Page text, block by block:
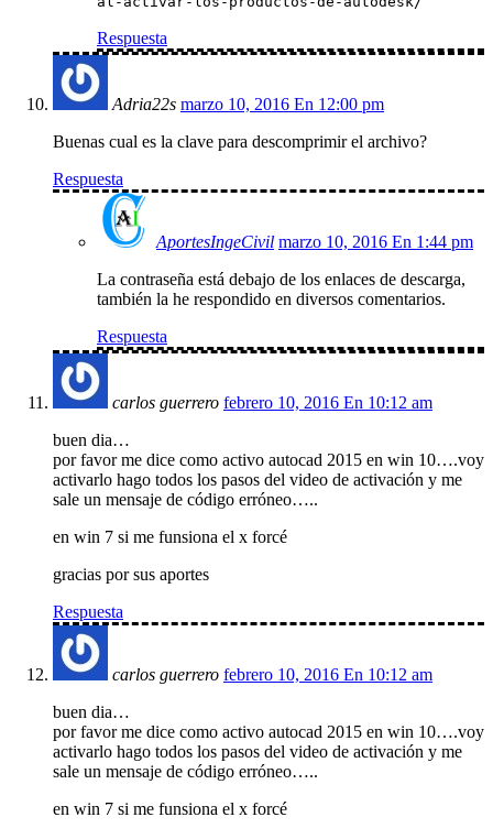
Respuesta
Adria22s marzo 10, 2016 En 12:00 pm
Buenas cual es la clave para descomprimir el archivo?
Respuesta
AportesIngeCivil marzo 10, 2016 En 1:44 pm
La contraseña está debajo de los enlaces de descarga,
también la he respondido en diversos comentarios.
Respuesta
carlos guerrero febrero 10, 2016 En 10:12 am
buen dia…
por favor me dice como activo autocad 2015 en win 10….voy
activarlo hago todos los pasos del video de activación y me
sale un mensaje de código erróneo…..
en win 7 si me funsiona el x forcé
gracias por sus aportes
Respuesta
carlos guerrero febrero 10, 2016 En 10:12 am
buen dia…
por favor me dice como activo autocad 2015 en win 10….voy
activarlo hago todos los pasos del video de activación y me
sale un mensaje de código erróneo…..
en win 7 si me funsiona el x forcé